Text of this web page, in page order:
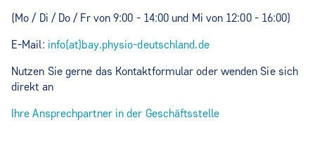
(Mo / Di / Do / Fr von 9:00 - 14:00 und Mi von 12:00 - 16:00)
E-Mail: info(at)bay.physio-deutschland.de
Nutzen Sie gerne das Kontaktformular oder wenden Sie sich
direkt an
Ihre Ansprechpartner in der Geschäftsstelle